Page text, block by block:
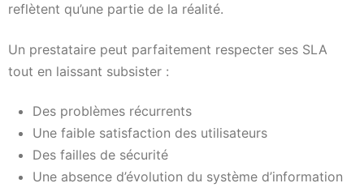
reflètent qu’une partie de la réalité.
Un prestataire peut parfaitement respecter ses SLA
tout en laissant subsister :
Des problèmes récurrents
Une faible satisfaction des utilisateurs
Des failles de sécurité
Une absence d’évolution du système d’information